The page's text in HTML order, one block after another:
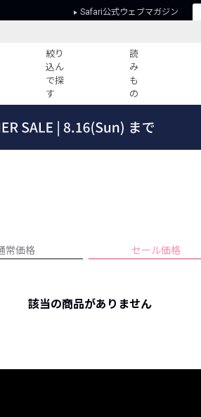
Safari公式ウェブマガジン
絞り
込ん
で探
す
読
み
も
の
ング
ンド
プライバシーポリシー
常価格 セール価格
該当の商品がありません